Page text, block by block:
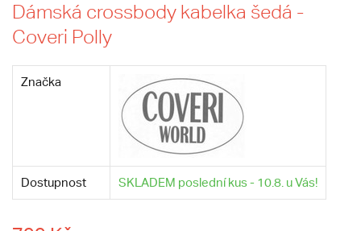
Dámská crossbody kabelka šedá -
Coveri Polly
Značka
Dostupnost SKLADEM poslední kus - 10.8. u Vás!